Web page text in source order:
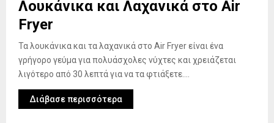
Λουκάνικα και Λαχανικά στο Air
Fryer
Τα λουκάνικα και τα λαχανικά στο Air Fryer είναι ένα
γρήγορο γεύμα για πολυάσχολες νύχτες και χρειάζεται
λιγότερο από 30 λεπτά για να τα φτιάξετε....
Διάβασε περισσότερα